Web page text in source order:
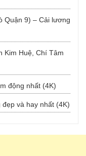
Quận 9) – Cải lương
Kim Huệ, Chí Tâm
động nhất (4K)
và hay nhất (4K)